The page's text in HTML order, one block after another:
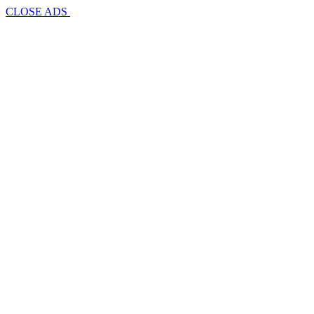
CLOSE ADS